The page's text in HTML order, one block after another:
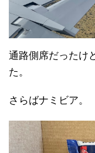
通路側席だったけ
た。
さらばナミビア。